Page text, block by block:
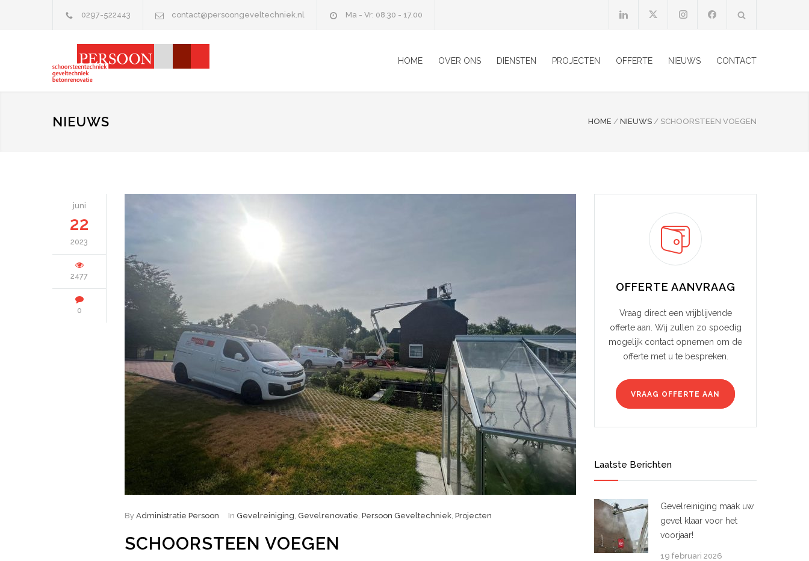
0297-522443 contact@persoongeveltechniek.nl Ma - Vr: 08.30 - 17.00
HOME OVER ONS DIENSTEN PROJECTEN OFFERTE NIEUWS CONTACT
NIEUWS HOME / NIEUWS / SCHOORSTEEN VOEGEN
juni
22
2023
2477
0
By Administratie Persoon In Gevelreiniging, Gevelrenovatie, Persoon Geveltechniek, Projecten
SCHOORSTEEN VOEGEN
OFFERTE AANVRAAG
Vraag direct een vrijblijvende
offerte aan. Wij zullen zo spoedig
mogelijk contact opnemen om de
offerte met u te bespreken.
VRAAG OFFERTE AAN
Laatste Berichten
Gevelreiniging maak uw
gevel klaar voor het
voorjaar!
19 februari 2026